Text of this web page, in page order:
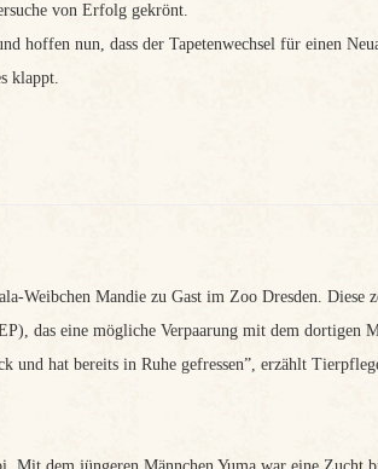
von Erfolg gekrönt.
hoffen nun, dass der Tapetenwechsel für einen
klappt.
Weibchen Mandie zu Gast im Zoo Dresden. Diese
das eine mögliche Verpaarung mit dem dortigen
und hat bereits in Ruhe gefressen”, erzählt